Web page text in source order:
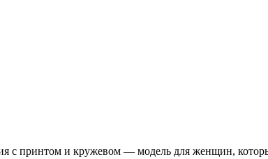
с принтом и кружевом — модель для женщин,